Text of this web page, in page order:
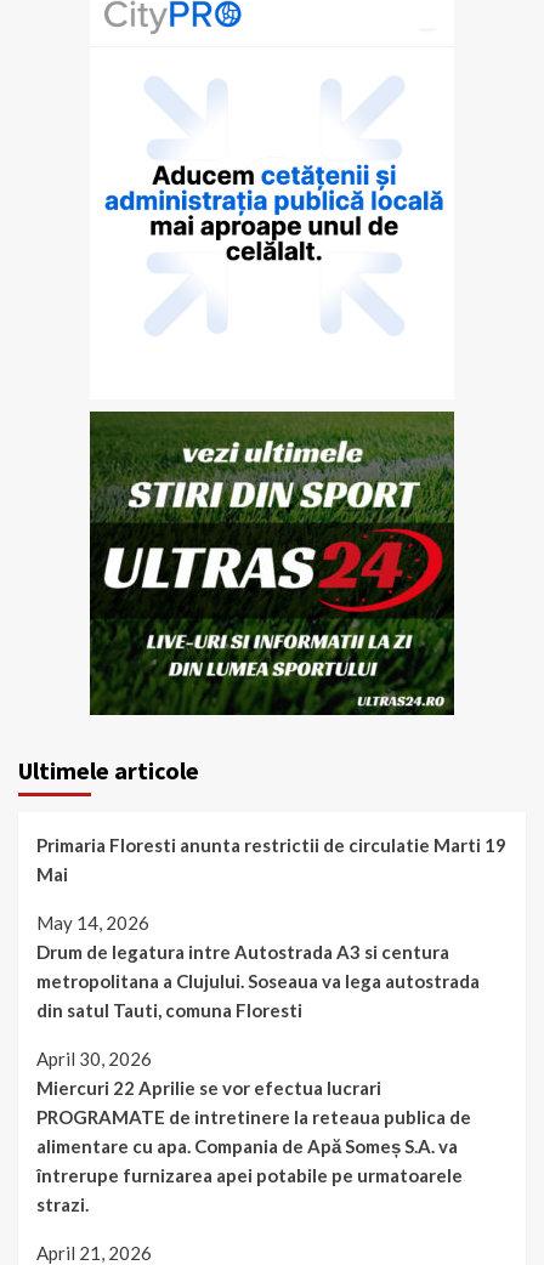
Ultimele articole
Primaria Floresti anunta restrictii de circulatie Marti 19
Mai
May 14, 2026
Drum de legatura intre Autostrada A3 si centura
metropolitana a Clujului. Soseaua va lega autostrada
din satul Tauti, comuna Floresti
April 30, 2026
Miercuri 22 Aprilie se vor efectua lucrari
PROGRAMATE de intretinere la reteaua publica de
alimentare cu apa. Compania de Apă Someș S.A. va
întrerupe furnizarea apei potabile pe urmatoarele
strazi.
April 21, 2026